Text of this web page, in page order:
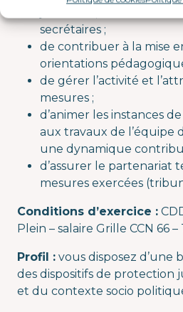
secrétaires ;
de contribuer à la mise
orientations
de gérer l’activité et
mesures ;
d’animer les instances
aux travaux de l’équipe
une dynamique
d’assurer le partenariat
mesures exercées
Conditions d’exercice :
Plein – salaire Grille CCN 66
Profil : vous disposez d’une
des dispositifs de protection
et du contexte socio